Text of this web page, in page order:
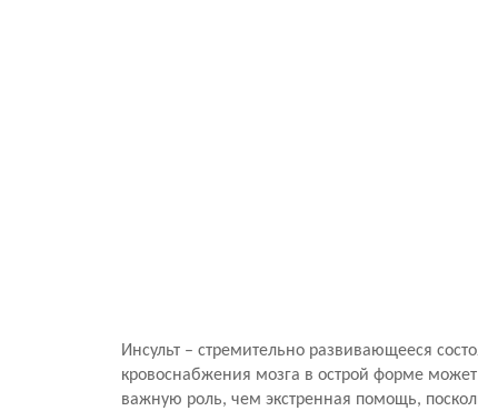
Инсульт – стремительно развивающееся
кровоснабжения мозга в острой форме
важную роль, чем экстренная помощь,